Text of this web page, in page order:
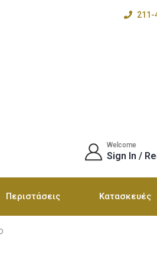
211-
Welcome
Sign In /
Περιστάσεις Κατασκευές